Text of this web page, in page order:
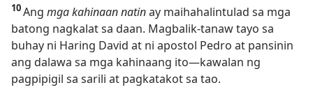
10Ang mga kahinaan natinay maihahalintulad sa mga
batong nagkalat sa daan. Magbalik-tanaw tayo sa
buhay ni Haring David at ni apostol Pedro at pansinin
ang dalawa sa mga kahinaang ito—kawalan ng
pagpipigil sa sarili at pagkatakot sa tao.